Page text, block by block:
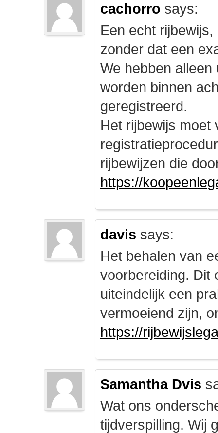
cachorro says:
Een echt
zonder dat een
We hebben
worden binnen
geregistreerd.
Het rijbewijs moet
rijbewijzen die
https://
davis says:
Het behalen van
voorbereiding. Dit
uiteindelijk een
vermoeiend zijn,
https://
Samantha Dvis
Wat ons
tijdverspilling. Wij